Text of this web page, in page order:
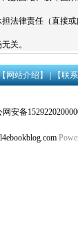
法律责任（直接
关。
网站介绍】|【联
网安备